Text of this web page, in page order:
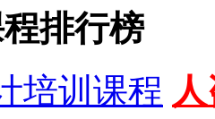
排行榜
培训课程